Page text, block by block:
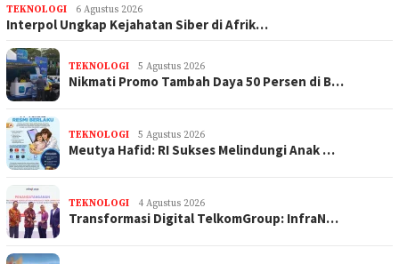
TEKNOLOGI 6 Agustus 2026
Interpol Ungkap Kejahatan Siber di Afrik…
TEKNOLOGI 5 Agustus 2026
Nikmati Promo Tambah Daya 50 Persen di B…
TEKNOLOGI 5 Agustus 2026
Meutya Hafid: RI Sukses Melindungi Anak …
TEKNOLOGI 4 Agustus 2026
Transformasi Digital TelkomGroup: InfraN…